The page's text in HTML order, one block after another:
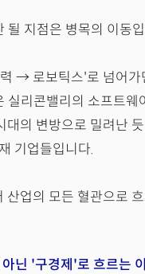
될 지점은 병목의 이동
→ 로보틱스'로 넘어가
실리콘밸리의 소프트웨
대의 변방으로 밀려난
기업들입니다.
업의 모든 혈관으로 흐
닌 '구경제'로 흐르는